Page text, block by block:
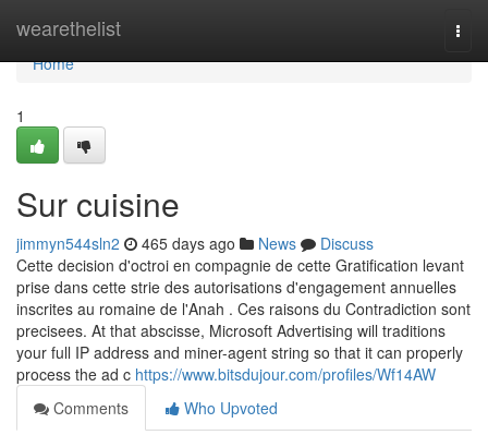
wearethelist
Home
Home
1
Sur cuisine
jimmyn544sln2 465 days ago News
Discuss
Cette decision d'octroi en compagnie de cette Gratification levant
prise dans cette strie des autorisations d'engagement annuelles
inscrites au romaine de l'Anah . Ces raisons du Contradiction sont
precisees. At that abscisse, Microsoft Advertising will traditions
your full IP address and miner-agent string so that it can properly
process the ad c https://www.bitsdujour.com/profiles/Wf14AW
Comments
Who Upvoted